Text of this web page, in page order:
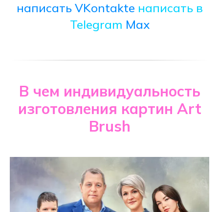
написать VKontakte написать в
Telegram Max
В чем индивидуальность
изготовления картин Art
Brush